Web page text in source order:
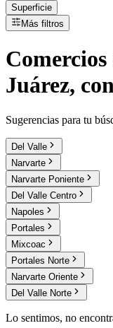
Superficie
Más filtros
Comercios
Juárez,
Sugerencias para tu
Del Valle
Narvarte
Narvarte Poniente
Del Valle Centro
Napoles
Portales
Mixcoac
Portales Norte
Narvarte Oriente
Del Valle Norte
Lo sentimos, no